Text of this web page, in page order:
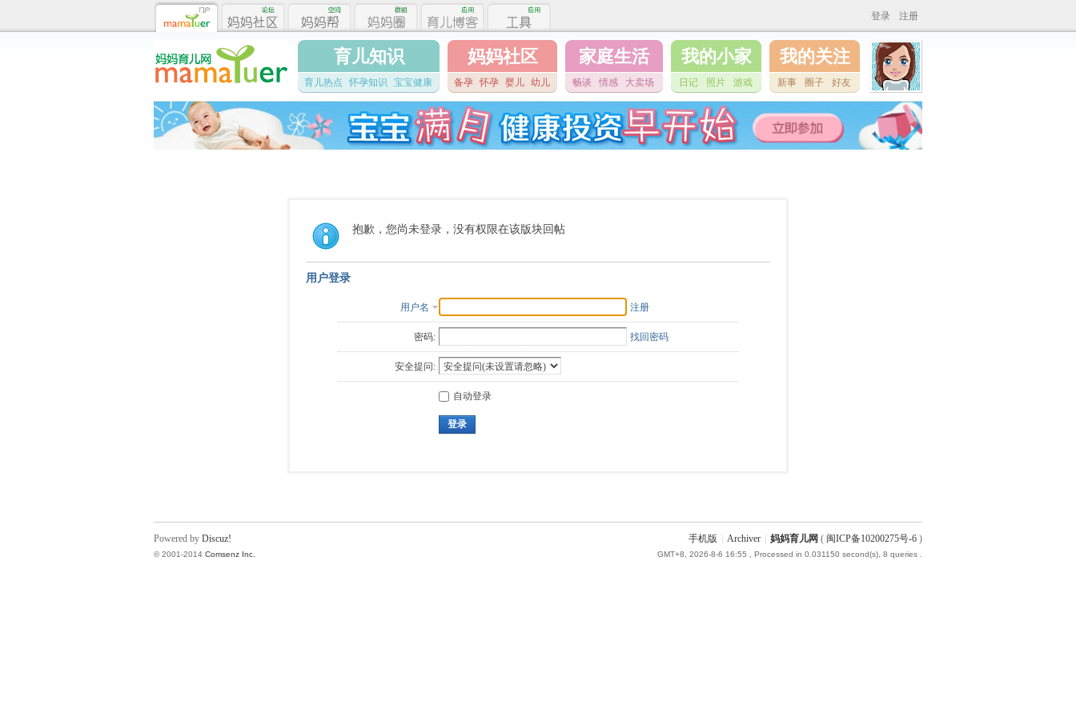
注册
登录
育儿知识
育儿热点 怀孕知识 宝宝健康
妈妈社区
备孕 怀孕 婴儿 幼儿
家庭生活
畅谈 情感 大卖场
我的小家
日记 照片 游戏
我的关注
新事 圈子 好友
抱歉，您尚未登录，没有权限在该版块回帖
用户登录
用户名 注册
密码: 找回密码
安全提问:
自动登录
登录
手机版 Archiver 妈妈育儿网 ( 闽ICP备10200275号-6 )
GMT+8, 2026-8-6 16:55 , Processed in 0.031150 second(s), 8 queries .
Powered by Discuz!
© 2001-2014 Comsenz Inc.